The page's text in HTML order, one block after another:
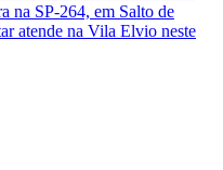
na SP-264, em Salto de
atende na Vila Elvio neste